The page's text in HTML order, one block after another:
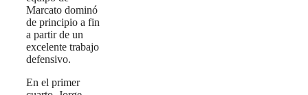
Marcato dominó
de principio a fin
a partir de un
excelente trabajo
defensivo.
En el primer